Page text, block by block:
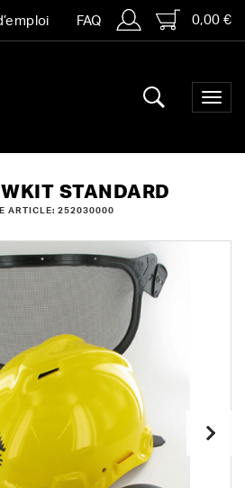
FAQ 0,00 €
STANDARD
ARTICLE: 252030000